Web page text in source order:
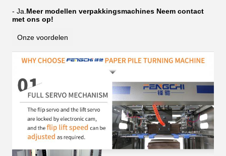
- Ja. Meer modellen verpakkingsmachines Neem contact
met ons op!
Onze voordelen